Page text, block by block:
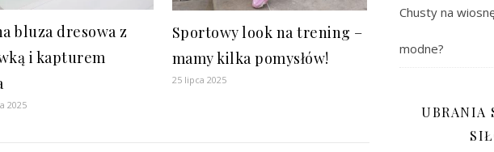
bluza dresowa z
i kapturem
2025
Sportowy look na trening –
mamy kilka pomysłów!
25 lipca 2025
Chusty na
modne?
UBRANIA